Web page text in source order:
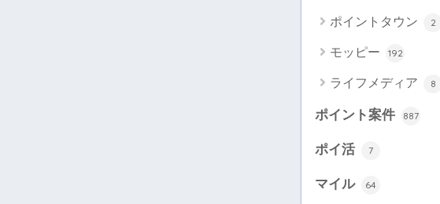
ポイントタウン 2
モッピー 192
ライフメディア 8
ポイント案件 887
ポイ活 7
マイル 64